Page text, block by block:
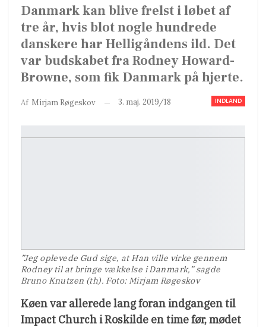
Danmark kan blive frelst i løbet af
tre år, hvis blot nogle hundrede
danskere har Helligåndens ild. Det
var budskabet fra Rodney Howard-
Browne, som fik Danmark på hjerte.
INDLAND
Af Mirjam Røgeskov 3. maj. 2019/18
”Jeg oplevede Gud sige, at Han ville virke gennem
Rodney til at bringe vækkelse i Danmark,” sagde
Bruno Knutzen (th). Foto: Mirjam Røgeskov
Køen var allerede lang foran indgangen til
Impact Church i Roskilde en time før, mødet